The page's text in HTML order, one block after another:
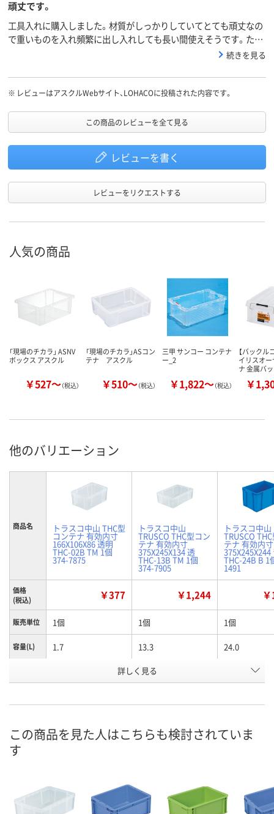
頑丈です。
工具入れに購入しました。材質がしっかりしていてとても頑丈なの
で重いものを入れ頻繁に出し入れしても長い間使えそうです。ただ
外寸と内寸がだいぶ違うので購入の際は注意が必要です。続きを見る
※ レビューはアスクルWebサイト、LOHACOに投稿された内容です。
この商品のレビューを全て見る
レビューを書く
レビューをリクエストする
人気の商品
「現場のチカラ」 ASNV
ボックス アスクル
￥527～（税込）
「現場のチカラ」ASコン
テナ アスクル
￥510～（税込）
三甲 サンコー コンテナ
ー_2
￥1,822～（税込）
【バックル
イリスオ
ナ 金属バ
￥
他のバリエーション
商品名 トラスコ中山 THC型
コンテナ 有効内寸
166X106X86 透明
THC-02B TM 1個
374-7875
トラスコ中山
TRUSCO THC型コン
テナ 有効内寸
375X245X134 透
THC-13B TM 1個
374-7905
トラスコ中山
TRUSCO
テナ 有効内寸
375X245X244
THC-24B B 1
1491
価格
(税込)
￥377 ￥1,244
販売単位 1個 1個 1個
容量(L) 1.7 13.3 24.0
透明
号
お届け日
カゴへ カゴへ
現在ご注文
ません
詳しく見る
この商品を見た人はこちらも検討されていま
す